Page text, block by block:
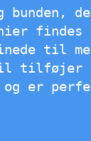
bunden,
til
og er